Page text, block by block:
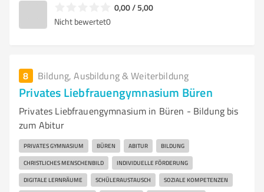
0,00 / 5,00
Nicht bewertet0
8 Bildung, Ausbildung & Weiterbildung
Privates Liebfrauengymnasium Büren
Privates Liebfrauengymnasium in Büren - Bildung bis
zum Abitur
PRIVATES GYMNASIUM BÜREN ABITUR BILDUNG
CHRISTLICHES MENSCHENBILD INDIVIDUELLE FÖRDERUNG
DIGITALE LERNRÄUME SCHÜLERAUSTAUSCH SOZIALE KOMPETENZEN